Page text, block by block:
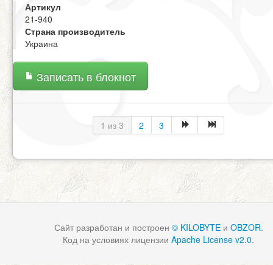
Артикул
21-940
Страна производитель
Украина
Записать в блокнот
1 из 3 2 3
Сайт разработан и построен © KILOBYTEи OBZOR.
Код на условиях лицензии Apache License v2.0.